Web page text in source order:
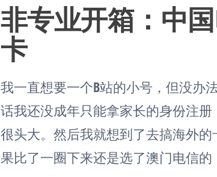
非专业开箱：中
卡
我一直想要一个B站的小号，但没办
话我还没成年只能拿家长的身份注册
很头大。然后我就想到了去搞海外
果比了一圈下来还是选了澳门电信的